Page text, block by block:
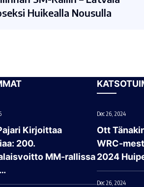
Huikealla Nousulla
Kirjoittaa
200.
MM-rallissa
Dec 26, 2024
Ott
WRC-
2024
Dec 26, 2024